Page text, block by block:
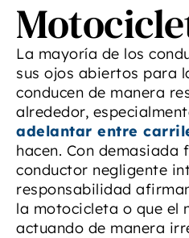
La mayoría de los
sus ojos abiertos para
conducen de manera
alrededor,
adelantar entre
hacen. Con demasiada
conductor negligente
responsabilidad
la motocicleta o que el
actuando de manera